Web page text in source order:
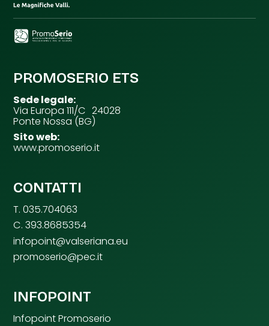
PROMOSERIO ETS
Sede legale:
Via Europa 111/C 24028
Ponte Nossa (BG)
Sito web:
www.promoserio.it
CONTATTI
T. 035.704063
C. 393.8685354
infopoint@valseriana.eu
promoserio@pec.it
INFOPOINT
Infopoint Promoserio